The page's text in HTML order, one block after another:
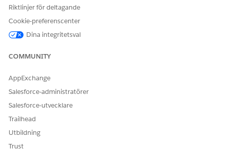
tillämpar dina organisationsregler och
datastyrningspolicyer.
Konfigurera sökfilter för institutionsläkares konto
Som standard utesluter HCO-sökresultat Institution
hjälpa dina fältrepresentanter att korrekt hitta konton för
sökfiltret.
Batchjobb är automatiserade processer som utformats för
att hantera Institution Doctor-konton effektivt. Se till att
alla Institution Doctor-konton är giltiga genom att
antingen utlösa batchjobbet direkt eller schemalägga det
Riktlinjer för deltagande
Cookie-preferenscenter
Dina integritetsval
COMMUNITY
AppExchange
Salesforce-administratörer
Salesforce-utvecklare
Trailhead
Utbildning
Trust